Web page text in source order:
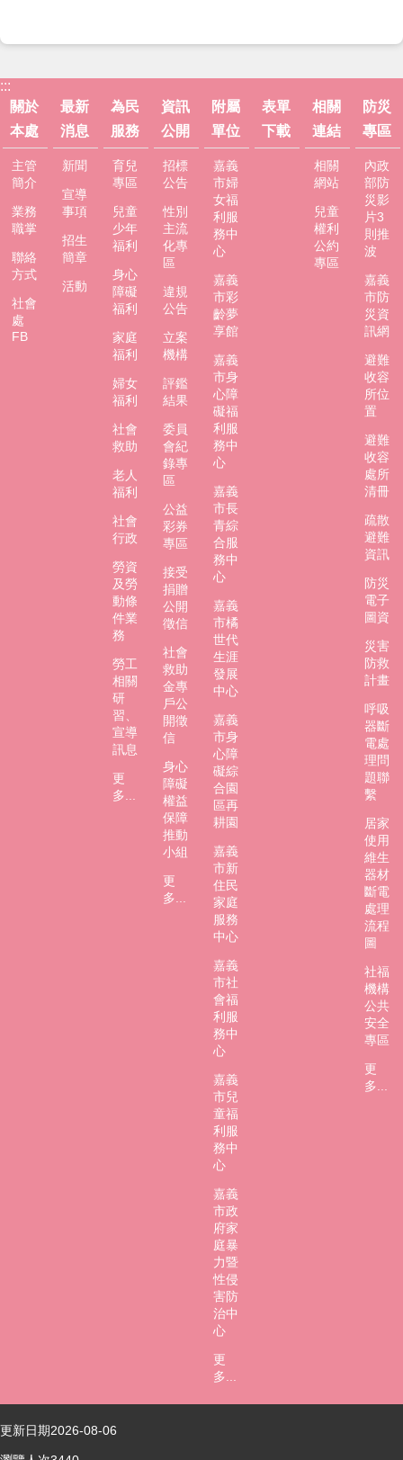
:::
關於
本處
主管
簡介
業務
職掌
聯絡
方式
社會
處
FB
最新
消息
新聞
宣導
事項
招生
簡章
活動
為民
服務
育兒
專區
兒童
少年
福利
身心
障礙
福利
家庭
福利
婦女
福利
社會
救助
老人
福利
社會
行政
勞資
及勞
動條
件業
務
勞工
相關
研
習、
宣導
訊息
更
多...
資訊
公開
招標
公告
性別
主流
化專
區
違規
公告
立案
機構
評鑑
結果
委員
會紀
錄專
區
公益
彩券
專區
接受
捐贈
公開
徵信
社會
救助
金專
戶公
開徵
信
身心
障礙
權益
保障
推動
小組
更
多...
附屬
單位
嘉義
市婦
女福
利服
務中
心
嘉義
市彩
齡夢
享館
嘉義
市身
心障
礙福
利服
務中
心
嘉義
市長
青綜
合服
務中
心
嘉義
市橘
世代
生涯
發展
中心
嘉義
市身
心障
礙綜
合園
區再
耕園
嘉義
市新
住民
家庭
服務
中心
嘉義
市社
會福
利服
務中
心
嘉義
市兒
童福
利服
務中
心
嘉義
市政
府家
庭暴
力暨
性侵
害防
治中
心
更
多...
表單
下載
相關
連結
相關
網站
兒童
權利
公約
專區
防災
專區
內政
部防
災影
片3
則推
波
嘉義
市防
災資
訊網
避難
收容
所位
置
避難
收容
處所
清冊
疏散
避難
資訊
防災
電子
圖資
災害
防救
計畫
呼吸
器斷
電處
理問
題聯
繫
居家
使用
維生
器材
斷電
處理
流程
圖
社福
機構
公共
安全
專區
更
多...
更新日期2026-08-06